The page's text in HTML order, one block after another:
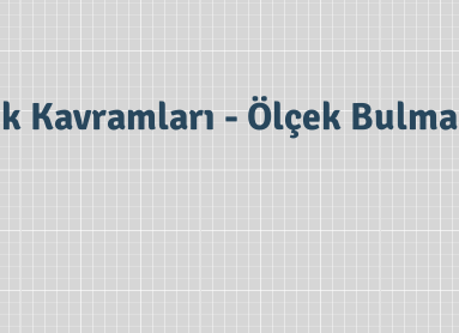
Kavramları - Ölçek Bulma